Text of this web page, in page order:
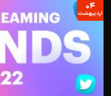
۰۴
اردیبهشت